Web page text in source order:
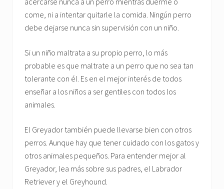
come, ni a intentar quitarle la comida. Ningún perro
debe dejarse nunca sin supervisión con un niño.
Si un niño maltrata a su propio perro, lo más
probable es que maltrate a un perro que no sea tan
tolerante con él. Es en el mejor interés de todos
enseñar a los niños a ser gentiles con todos los
animales.
El Greyador también puede llevarse bien con otros
perros. Aunque hay que tener cuidado con los gatos y
otros animales pequeños. Para entender mejor al
Greyador, lea más sobre sus padres, el Labrador
Retriever y el Greyhound.